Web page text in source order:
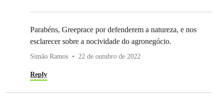
Parabéns, Greeprace por defenderem a natureza, e nos
esclarecer sobre a nocividade do agronegócio.
Simão Ramos 22 de outubro de 2022
Reply